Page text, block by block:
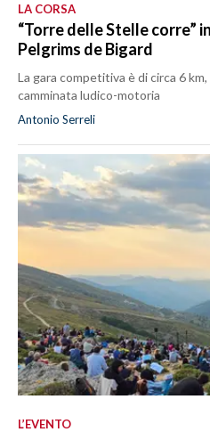
LA CORSA
“Torre delle Stelle corre”
Pelgrims de Bigard
La gara competitiva è di circa 6
camminata ludico-motoria
Antonio Serreli
L’EVENTO